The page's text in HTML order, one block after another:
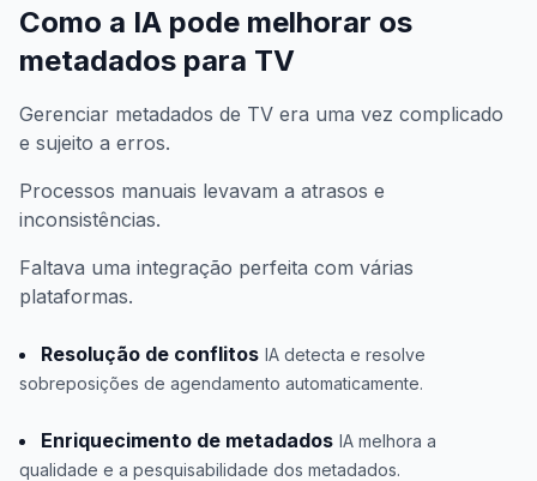
Como a IA pode melhorar os
metadados para TV
Gerenciar metadados de TV era uma vez complicado
e sujeito a erros.
Processos manuais levavam a atrasos e
inconsistências.
Faltava uma integração perfeita com várias
plataformas.
Resolução de conflitos IA detecta e resolve
sobreposições de agendamento automaticamente.
Enriquecimento de metadados IA melhora a
qualidade e a pesquisabilidade dos metadados.